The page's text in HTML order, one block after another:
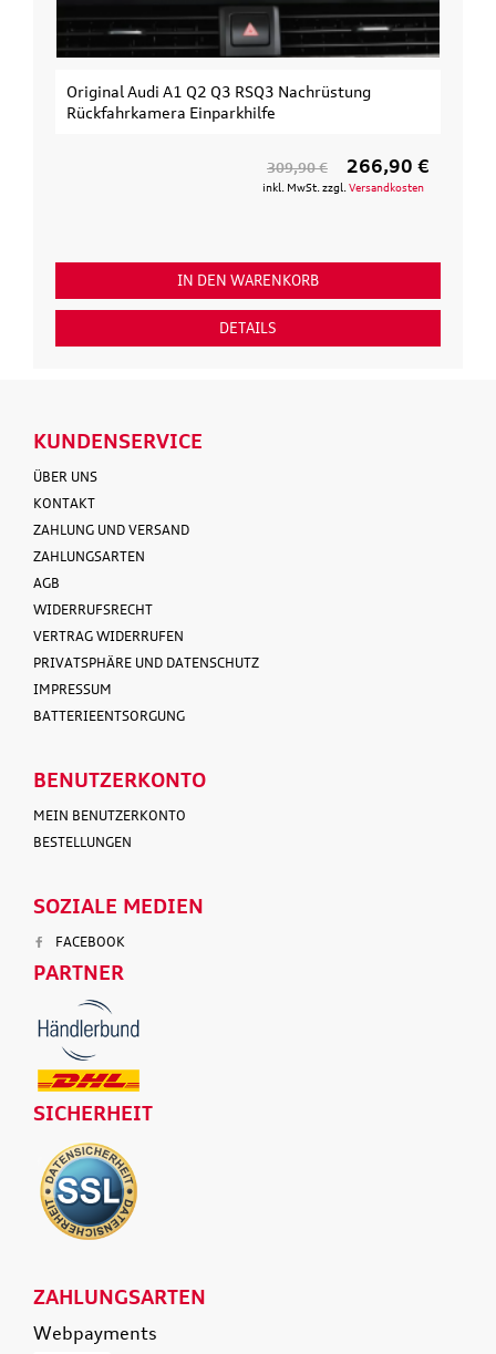
Original Audi A1 Q2 Q3 RSQ3 Nachrüstung
Rückfahrkamera Einparkhilfe
309,90 € 266,90 €
inkl. MwSt. zzgl. Versandkosten
IN DEN WARENKORB
DETAILS
KUNDENSERVICE
ÜBER UNS
KONTAKT
ZAHLUNG UND VERSAND
ZAHLUNGSARTEN
AGB
WIDERRUFSRECHT
VERTRAG WIDERRUFEN
PRIVATSPHÄRE UND DATENSCHUTZ
IMPRESSUM
BATTERIEENTSORGUNG
BENUTZERKONTO
MEIN BENUTZERKONTO
BESTELLUNGEN
SOZIALE MEDIEN
FACEBOOK
PARTNER
SICHERHEIT
ZAHLUNGSARTEN
Webpayments